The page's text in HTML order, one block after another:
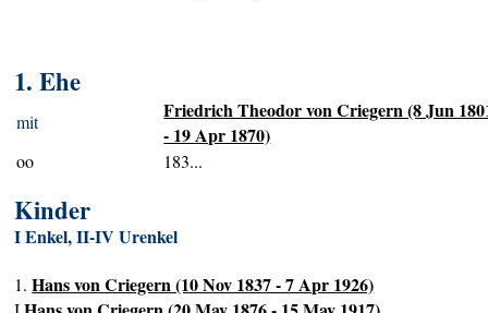
1. Ehe
mit
Friedrich Theodor von Criegern (8 Jun
- 19 Apr 1870)
oo 183...
Kinder
I Enkel, II-IV Urenkel
1.Hans von Criegern (10 Nov 1837 - 7 Apr 1926)